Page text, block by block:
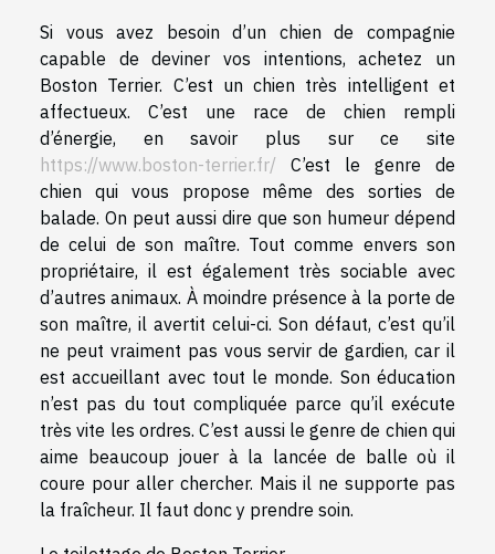
Si vous avez besoin d’un chien de compagnie
capable de deviner vos intentions, achetez un
Boston Terrier. C’est un chien très intelligent et
affectueux. C’est une race de chien rempli
d’énergie, en savoir plus sur ce site
https://www.boston-terrier.fr/ C’est le genre de
chien qui vous propose même des sorties de
balade. On peut aussi dire que son humeur dépend
de celui de son maître. Tout comme envers son
propriétaire, il est également très sociable avec
d’autres animaux. À moindre présence à la porte de
son maître, il avertit celui-ci. Son défaut, c’est qu’il
ne peut vraiment pas vous servir de gardien, car il
est accueillant avec tout le monde. Son éducation
n’est pas du tout compliquée parce qu’il exécute
très vite les ordres. C’est aussi le genre de chien qui
aime beaucoup jouer à la lancée de balle où il
coure pour aller chercher. Mais il ne supporte pas
la fraîcheur. Il faut donc y prendre soin.